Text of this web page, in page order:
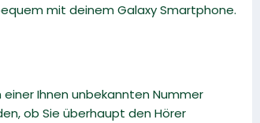
mit deinem Galaxy Smartphone.
Ihnen unbekannten Nummer
ob Sie überhaupt den Hörer